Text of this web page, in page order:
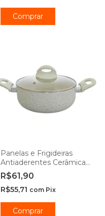
Comprar
Panelas e Frigideiras
Antiaderentes Cerâmica
Ibiza Vanilla -
Casambiente
R$61,90
R$55,71 com Pix
Comprar